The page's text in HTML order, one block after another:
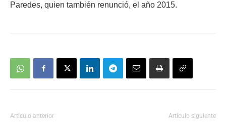
Paredes, quien también renunció, el año 2015.
Artículo anterior Artículo siguiente